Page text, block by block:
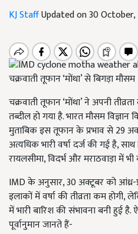
KJ StaffUpdated on 30 October,
चक्रवाती तूफान ‘मोंथा’ से बिगड़ा मौसम
चक्रवाती तूफान ‘मोंथा’ ने अपनी
तब्दील हो गया है. भारत मौसम
मुताबिक इस तूफान के प्रभाव से 29
अत्यधिक भारी वर्षा दर्ज की गई है,
रायलसीमा, विदर्भ और मराठवाड़ा में भी
IMD के अनुसार, 30 अक्टूबर को
इलाकों में वर्षा की तीव्रता कम होगी,
में भारी बारिश की संभावना बनी हुई
पूर्वानुमान जानते हैं-